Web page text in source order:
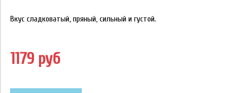
Вкус сладковатый, пряный, сильный и густой.
1179 руб